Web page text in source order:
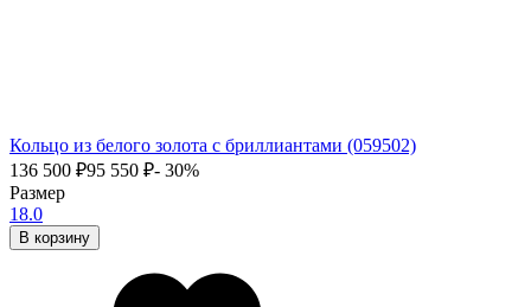
Кольцо из белого золота с бриллиантами (059502)
136 500 ₽95 550 ₽- 30%
Размер
18.0
В корзину